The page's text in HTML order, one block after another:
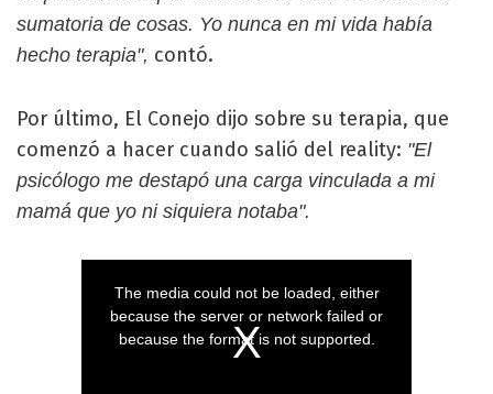
sumatoria de cosas. Yo nunca en mi vida había
hecho terapia", contó.
Por último, El Conejo dijo sobre su terapia, que
comenzó a hacer cuando salió del reality: "El
psicólogo me destapó una carga vinculada a mi
mamá que yo ni siquiera notaba".